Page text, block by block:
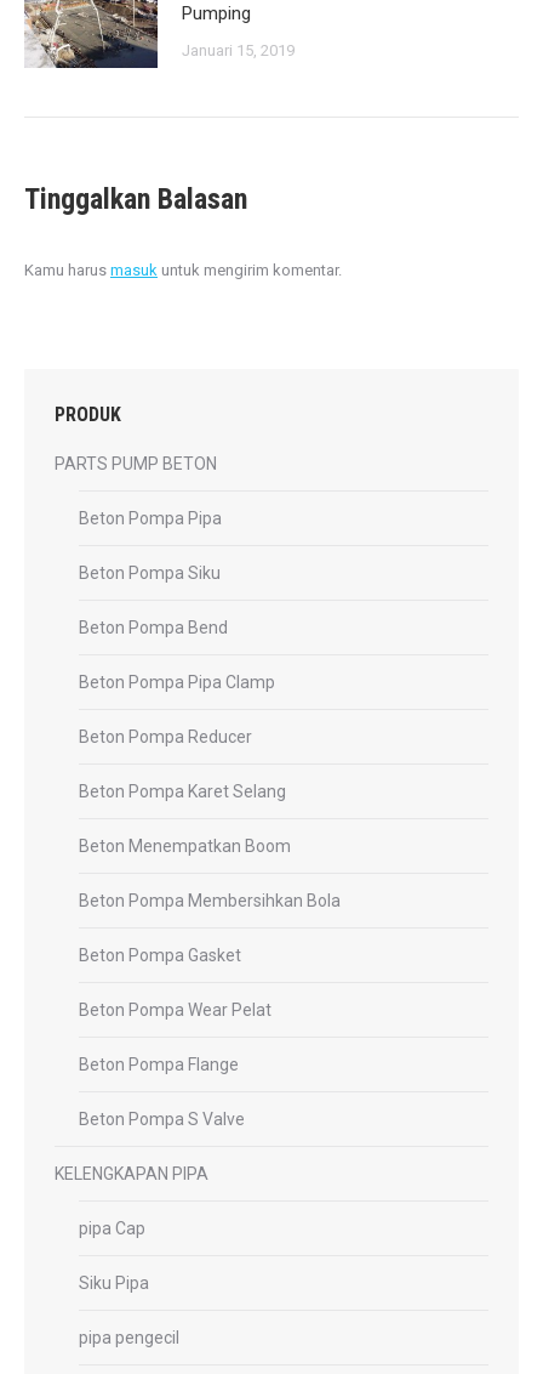
Pumping
Januari 15, 2019
Tinggalkan Balasan
Kamu harus masuk untuk mengirim komentar.
PRODUK
PARTS PUMP BETON
Beton Pompa Pipa
Beton Pompa Siku
Beton Pompa Bend
Beton Pompa Pipa Clamp
Beton Pompa Reducer
Beton Pompa Karet Selang
Beton Menempatkan Boom
Beton Pompa Membersihkan Bola
Beton Pompa Gasket
Beton Pompa Wear Pelat
Beton Pompa Flange
Beton Pompa S Valve
KELENGKAPAN PIPA
pipa Cap
Siku Pipa
pipa pengecil